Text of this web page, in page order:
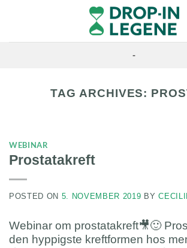
content
-
TAG ARCHIVES:
WEBINAR
Prostatakreft
POSTED ON 5. NOVEMBER 2019 BY
Webinar om prostatakreft🎥🙂
den hyppigste kreftformen hos